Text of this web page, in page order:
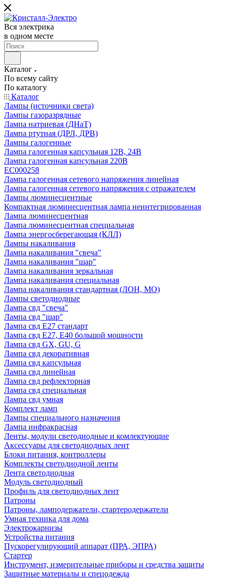
Вся электрика
в одном месте
Каталог
По всему сайту
По каталогу
Каталог
Лампы (источники света)
Лампы газоразрядные
Лампа натриевая (ДНаТ)
Лампа ртутная (ДРЛ, ДРВ)
Лампы галогенные
Лампа галогенная капсульная 12В, 24В
Лампа галогенная капсульная 220В
EC000258
Лампа галогенная сетевого напряжения линейная
Лампа галогенная сетевого напряжения с отражателем
Лампы люминесцентные
Компактная люминесцентная лампа неинтегрированная
Лампа люминесцентная
Лампа люминесцентная специальная
Лампа энергосберегающая (КЛЛ)
Лампы накаливания
Лампа накаливания "свеча"
Лампа накаливания "шар"
Лампа накаливания зеркальная
Лампа накаливания специальная
Лампа накаливания стандартная (ЛОН, МО)
Лампы светодиодные
Лампа свд "свеча"
Лампа свд "шар"
Лампа свд E27 стандарт
Лампа свд E27, Е40 большой мощности
Лампа свд GX, GU, G
Лампа свд декоративная
Лампа свд капсульная
Лампа свд линейная
Лампа свд рефлекторная
Лампа свд специальная
Лампа свд умная
Комплект ламп
Лампы специального назначения
Лампа инфракрасная
Ленты, модули светодиодные и комлектующие
Аксессуары для светодиодных лент
Блоки питания, контроллеры
Комплекты светодиодной ленты
Лента светодиодная
Модуль светодиодный
Профиль для светодиодных лент
Патроны
Патроны, ламподержатели, стартеродержатели
Умная техника для дома
Электрокарнизы
Устройства питания
Пускорегулирующий аппарат (ПРА, ЭПРА)
Стартер
Инструмент, измерительные приборы и средства защиты
Защитные материалы и спецодежда